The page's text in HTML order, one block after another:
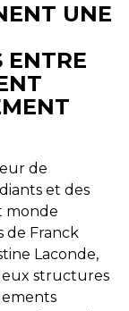
UNE
ENTRE
de
et des
monde
de Franck
Laconde,
structures